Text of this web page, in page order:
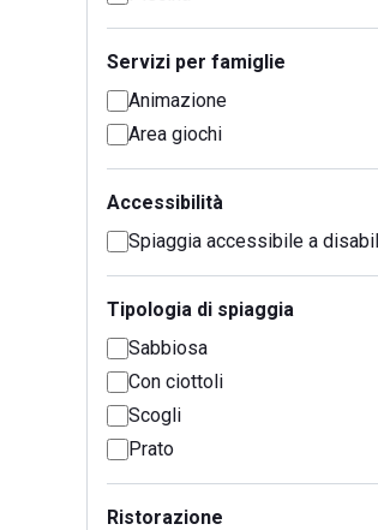
Servizi per famiglie
Animazione
Area giochi
Accessibilità
Spiaggia accessibile a
Tipologia di spiaggia
Sabbiosa
Con ciottoli
Scogli
Prato
Ristorazione